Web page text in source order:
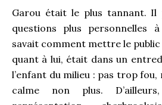
Garou était le plus tannant. Il
questions plus personnelles
savait comment mettre le public
quant à lui, était dans un
l’enfant du milieu : pas trop
calme non plus.